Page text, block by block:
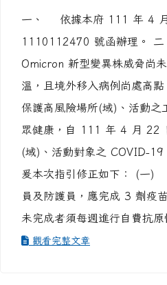
體育組 公文轉達| 2022-04-24 | 點
一、 依據本府 111 年 4
1110112470 號函辦理。
Omicron 新型變異株威脅尚
溫，且境外移入病例尚處高點
保護高風險場所(域)、活動之
眾健康，自 111 年 4 月 22
(域)、活動對象之 COVID-
爰本次指引修正如下： (一)